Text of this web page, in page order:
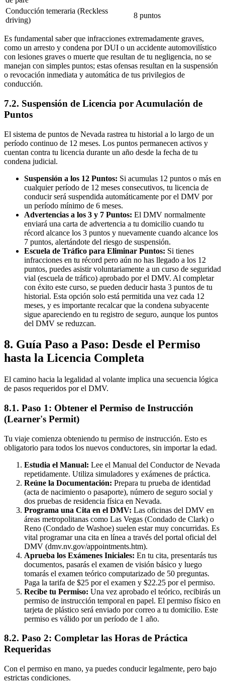
Conducción temeraria (Reckless
driving)
8 puntos
Es fundamental saber que infracciones extremadamente graves,
como un arresto y condena por DUI o un accidente automovilístico
con lesiones graves o muerte que resultan de tu negligencia, no se
manejan con simples puntos; estas ofensas resultan en la suspensión
o revocación inmediata y automática de tus privilegios de
conducción.
7.2. Suspensión de Licencia por Acumulación de
Puntos
El sistema de puntos de Nevada rastrea tu historial a lo largo de un
período continuo de 12 meses. Los puntos permanecen activos y
cuentan contra tu licencia durante un año desde la fecha de tu
condena judicial.
Suspensión a los 12 Puntos: Si acumulas 12 puntos o más en
cualquier período de 12 meses consecutivos, tu licencia de
conducir será suspendida automáticamente por el DMV por
un período mínimo de 6 meses.
Advertencias a los 3 y 7 Puntos: El DMV normalmente
enviará una carta de advertencia a tu domicilio cuando tu
récord alcance los 3 puntos y nuevamente cuando alcance los
7 puntos, alertándote del riesgo de suspensión.
Escuela de Tráfico para Eliminar Puntos: Si tienes
infracciones en tu récord pero aún no has llegado a los 12
puntos, puedes asistir voluntariamente a un curso de seguridad
vial (escuela de tráfico) aprobado por el DMV. Al completar
con éxito este curso, se pueden deducir hasta 3 puntos de tu
historial. Esta opción solo está permitida una vez cada 12
meses, y es importante recalcar que la condena subyacente
sigue apareciendo en tu registro de seguro, aunque los puntos
del DMV se reduzcan.
8. Guía Paso a Paso: Desde el Permiso
hasta la Licencia Completa
El camino hacia la legalidad al volante implica una secuencia lógica
de pasos requeridos por el DMV.
8.1. Paso 1: Obtener el Permiso de Instrucción
(Learner's Permit)
Tu viaje comienza obteniendo tu permiso de instrucción. Esto es
obligatorio para todos los nuevos conductores, sin importar la edad.
Estudia el Manual: Lee el Manual del Conductor de Nevada
repetidamente. Utiliza simuladores y exámenes de práctica.
Reúne la Documentación: Prepara tu prueba de identidad
(acta de nacimiento o pasaporte), número de seguro social y
dos pruebas de residencia física en Nevada.
Programa una Cita en el DMV: Las oficinas del DMV en
áreas metropolitanas como Las Vegas (Condado de Clark) o
Reno (Condado de Washoe) suelen estar muy concurridas. Es
vital programar una cita en línea a través del portal oficial del
DMV (dmv.nv.gov/appointments.htm).
Aprueba los Exámenes Iniciales: En tu cita, presentarás tus
documentos, pasarás el examen de visión básico y luego
tomarás el examen teórico computarizado de 50 preguntas.
Paga la tarifa de $25 por el examen y $22.25 por el permiso.
Recibe tu Permiso: Una vez aprobado el teórico, recibirás un
permiso de instrucción temporal en papel. El permiso físico en
tarjeta de plástico será enviado por correo a tu domicilio. Este
permiso es válido por un período de 1 año.
8.2. Paso 2: Completar las Horas de Práctica
Requeridas
Con el permiso en mano, ya puedes conducir legalmente, pero bajo
estrictas condiciones.